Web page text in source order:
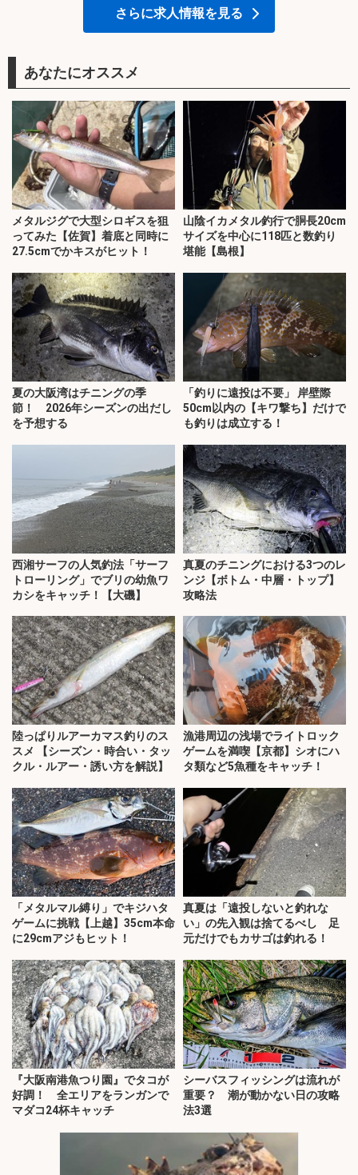
さらに求人情報を見る
あなたにオススメ
メタルジグで大型シロギスを狙
ってみた【佐賀】着底と同時に
27.5cmでかキスがヒット！
山陰イカメタル釣行で胴長20cm
サイズを中心に118匹と数釣り
堪能【島根】
夏の大阪湾はチニングの季
節！ 2026年シーズンの出だし
を予想する
「釣りに遠投は不要」 岸壁際
50cm以内の【キワ撃ち】だけで
も釣りは成立する！
西湘サーフの人気釣法「サーフ
トローリング」でブリの幼魚ワ
カシをキャッチ！【大磯】
真夏のチニングにおける3つのレ
ンジ【ボトム・中層・トップ】
攻略法
陸っぱりルアーカマス釣りのス
スメ 【シーズン・時合い・タッ
クル・ルアー・誘い方を解説】
漁港周辺の浅場でライトロック
ゲームを満喫【京都】シオにハ
タ類など5魚種をキャッチ！
「メタルマル縛り」でキジハタ
ゲームに挑戦【上越】35cm本命
に29cmアジもヒット！
真夏は「遠投しないと釣れな
い」の先入観は捨てるべし 足
元だけでもカサゴは釣れる！
『大阪南港魚つり園』でタコが
好調！ 全エリアをランガンで
マダコ24杯キャッチ
シーバスフィッシングは流れが
重要？ 潮が動かない日の攻略
法3選